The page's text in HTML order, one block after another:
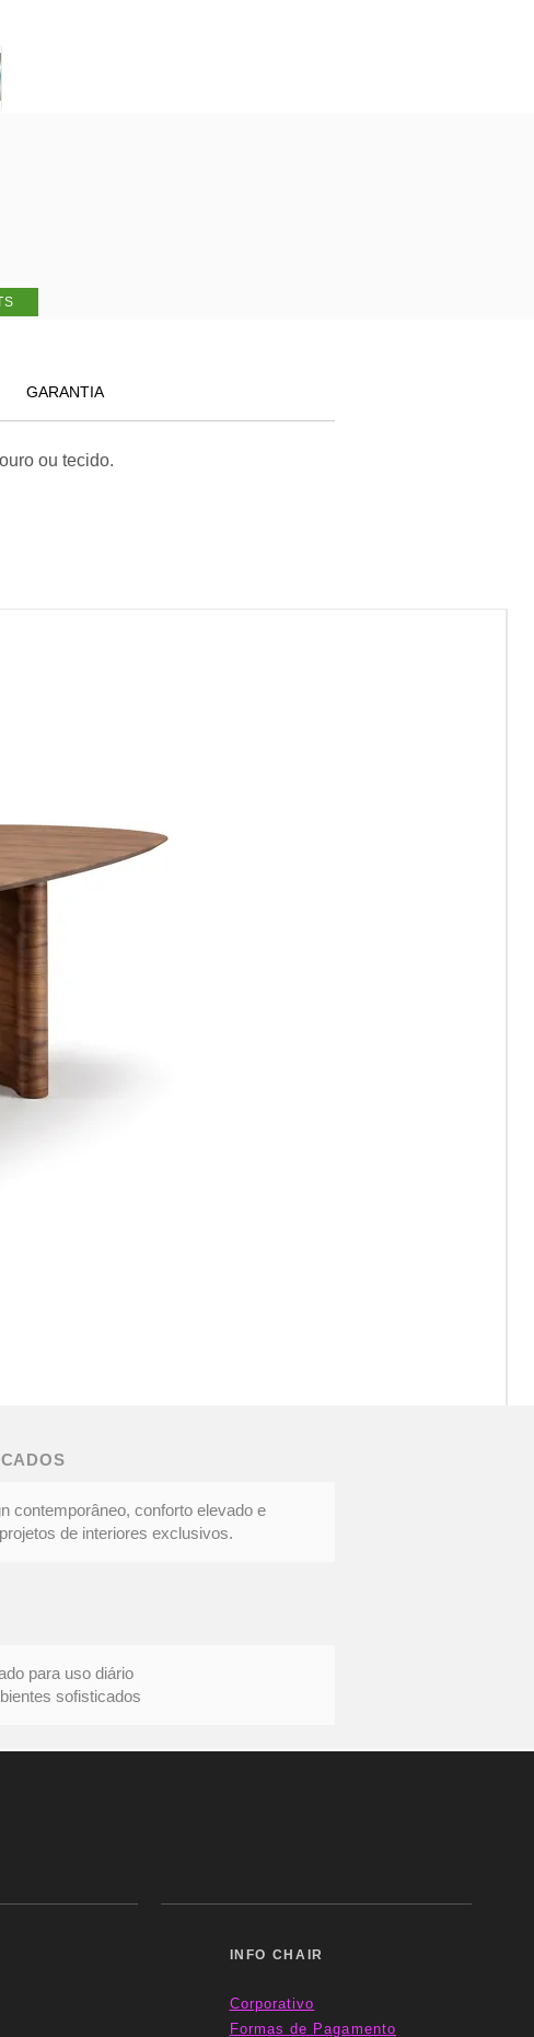
GARANTIA
ou tecido.
contemporâneo, conforto elevado e
de interiores exclusivos.
uso diário
sofisticados
INFO CHAIR
Corporativo
Formasde Pagamento